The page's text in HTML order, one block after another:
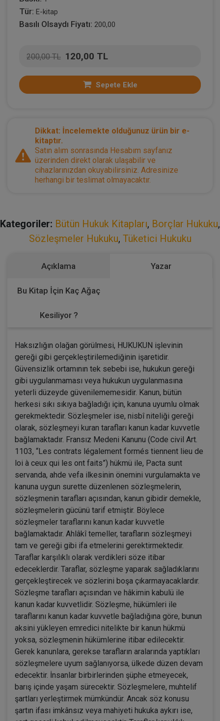
Tür: E-kitap
Basılı Olsaydı Fiyatı: 200,00
200,00 TL 120,00 TL
Sepete Ekle
Dikkat: İncelemekte olduğunuz ürün bir e-
kitaptır.
Satın alım sonrasında Hesabım sayfanız
üzerinden direkt olarak ulaşabilir ve
cihazlarınızdan okuyabilirsiniz. Adresinize
herhangi bir teslimat olmayacaktır.
Kategoriler: Bütün Hukuk Kitapları, Borçlar Hukuku,
Sözleşmeler Hukuku, Tüketici Hukuku
Açıklama Yazar
Bu Kitap İçin Kaç Ağaç
Kesiliyor ?
Haksızlığın olağan görülmesi, HUKUKUN işlevinin
gereği gibi gerçekleştirilemediğinin işaretidir.
Güvensizlik ortamının tek sebebi ise, hukukun gereği
gibi uygulanmaması veya hukukun uygulanmasına
yeterli düzeyde güvenilememesidir. Kanun, bütün
herkesi sıkı sıkıya bağladığı için, kanuna uyumlu olmak
gerekmektedir. Sözleşmeler ise, nisbî niteliği gereği
olarak, sözleşmeyi kuran tarafları kanun kadar kuvvetle
bağlamaktadır. Fransız Medeni Kanunu (Code civil Art.
1103, “Les contrats légalement formés tiennent lieu de
loi à ceux qui les ont faits”) hükmü ile, Pacta sunt
servanda, ahde vefa ilkesinin önemini vurgulamakta ve
kanuna uygun surette düzenlenen sözleşmelerin,
sözleşmenin tarafları açısından, kanun gibidir demekle,
sözleşmelerin gücünü tarif etmiştir. Böylece
sözleşmeler taraflarını kanun kadar kuvvetle
bağlamaktadır. Ahlâkî temeller, tarafların sözleşmeyi
tam ve gereği gibi ifa etmelerini gerektirmektedir.
Taraflar karşılıklı olarak verdikleri söze itibar
edeceklerdir. Taraflar, sözleşme yaparak sağladıklarını
gerçekleştirecek ve sözlerini boşa çıkarmayacaklardır.
Sözleşme tarafları açısından ve hâkimin kabulü ile
kanun kadar kuvvetlidir. Sözleşme, hükümleri ile
taraflarını kanun kadar kuvvetle bağladığına göre, bunun
aksini yükleyen emredici nitelikte bir kanun hükmü
yoksa, sözleşmenin hükümlerine itibar edilecektir.
Gerek kanunlara, gerekse tarafların aralarında yaptıkları
sözleşmelere uyum sağlanıyorsa, ülkede düzen devam
edecektir. İnsanlar birbirlerinden şüphe etmeyecek,
barış içinde yaşam sürecektir. Sözleşmelere, muhtelif
şartları yerleştirmek mümkündür. Ancak söz konusu
şartın ifası imkânsız veya mahiyeti hukuka aykırı ise,